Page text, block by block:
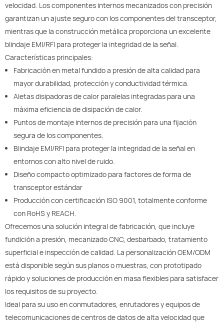
velocidad. Los componentes internos mecanizados con precisión
garantizan un ajuste seguro con los componentes del transceptor,
mientras que la construcción metálica proporciona un excelente
blindaje EMI/RFI para proteger la integridad de la señal.
Características principales:
Fabricación en metal fundido a presión de alta calidad para
mayor durabilidad, protección y conductividad térmica.
Aletas disipadoras de calor paralelas integradas para una
máxima eficiencia de disipación de calor.
Puntos de montaje internos de precisión para una fijación
segura de los componentes.
Blindaje EMI/RFI para proteger la integridad de la señal en
entornos con alto nivel de ruido.
Diseño compacto optimizado para factores de forma de
transceptor estándar
Producción con certificación ISO 9001, totalmente conforme
con RoHS y REACH.
Ofrecemos una solución integral de fabricación, que incluye
fundición a presión, mecanizado CNC, desbarbado, tratamiento
superficial e inspección de calidad. La personalización OEM/ODM
está disponible según sus planos o muestras, con prototipado
rápido y soluciones de producción en masa flexibles para satisfacer
los requisitos de su proyecto.
Ideal para su uso en conmutadores, enrutadores y equipos de
telecomunicaciones de centros de datos de alta velocidad que